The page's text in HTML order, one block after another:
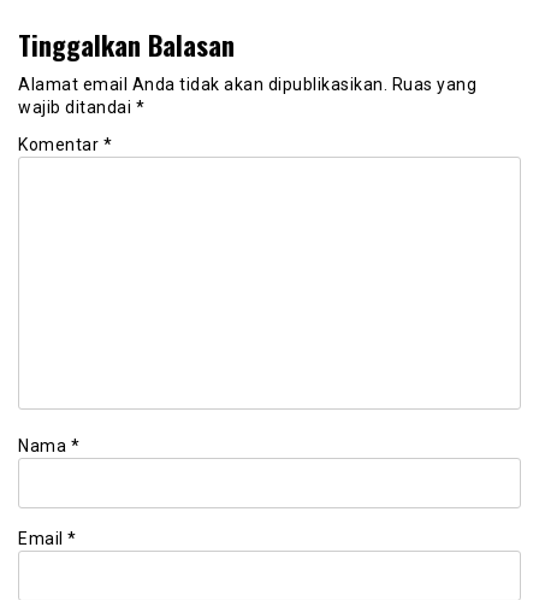
Tinggalkan Balasan
Alamat email Anda tidak akan dipublikasikan. Ruas yang
wajib ditandai *
Komentar *
Nama *
Email *